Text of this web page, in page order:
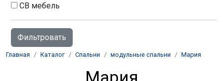
СВ мебель
Главная Каталог Спальни модульные спальни Мария